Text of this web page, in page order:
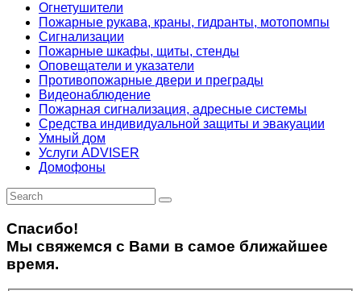
Огнетушители
Пожарные рукава, краны, гидранты, мотопомпы
Сигнализации
Пожарные шкафы, щиты, стенды
Оповещатели и указатели
Противопожарные двери и преграды
Видеонаблюдение
Пожарная сигнализация, адресные системы
Средства индивидуальной защиты и эвакуации
Умный дом
Услуги ADVISER
Домофоны
Спасибо!
Мы свяжемся с Вами в самое ближайшее
время.